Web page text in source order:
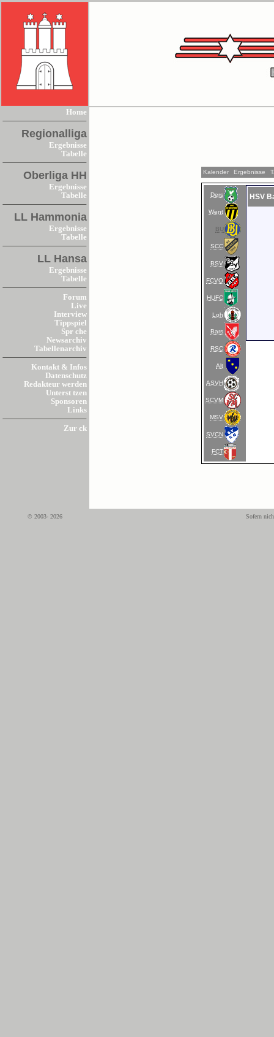
Home
Regionalliga
Ergebnisse
Tabelle
Oberliga HH
Ergebnisse
Tabelle
LL Hammonia
Ergebnisse
Tabelle
LL Hansa
Ergebnisse
Tabelle
Forum
Live
Interview
Tippspiel
Spr che
Newsarchiv
Tabellenarchiv
Kontakt & Infos
Datenschutz
Redakteur werden
Unterst tzen
Sponsoren
Links
Zur ck
Kalender Ergebnisse
Ders
Went
BU
SCC
BSV
FCVO
HUFC
Loh
Bars
RSC
Alt
ASVH
SCVM
MSV
SVCN
FCT
HSV
© 2003- 2026 Sofern